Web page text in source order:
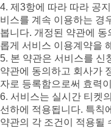
4. 제3항에 따라 따라 공
비스를 계속 이용하는 경
봅니다. 개정된 약관에
롭게 서비스 이용계약을
5. 본 약관은 서비스를 신
약관에 동의하고 회사가
자로 등록함으로써 효력
6. 서비스는 실시간 티켓
선하에 적용됩니다. 특칙
약관의 각 조건이 적용될